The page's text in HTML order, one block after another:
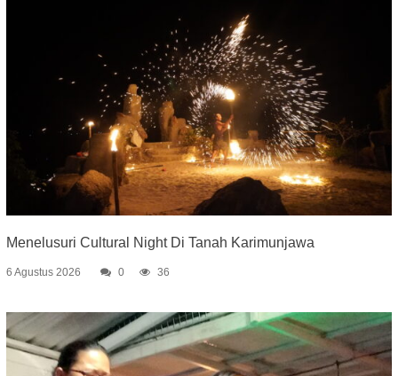
Menelusuri Cultural Night Di Tanah Karimunjawa
6 Agustus 2026 0 36